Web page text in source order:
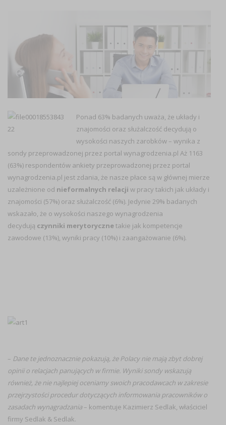
Ponad 63% badanych uważa, że układy i
znajomości oraz służalczość decydują o
wysokości naszych zarobków – wynika z
sondy przeprowadzonej przez portal wynagrodzenia.pl Aż 1163
(63%) respondentów ankiety przeprowadzonej przez portal
wynagrodzenia.pl jest zdania, że nasze płace są w głównej mierze
uzależnione od nieformalnych relacji w pracy takich jak układy i
znajomości (57%) oraz służalczość (6%). Jedynie 29% badanych
wskazało, że o wysokości naszego wynagrodzenia
decydują czynniki merytorycznetakie jak kompetencje
zawodowe (13%), wyniki pracy (10%) i zaangażowanie (6%).
– Dane te jednoznacznie pokazują, że Polacy nie mają zbyt dobrej
opinii o relacjach panujących w firmie. Wyniki sondy wskazują
również, że nie najlepiej oceniamy swoich pracodawcach w zakresie
przejrzystości procedur dotyczących informowania pracowników o
zasadach wynagradzania – komentuje Kazimierz Sedlak, właściciel
firmy Sedlak & Sedlak.